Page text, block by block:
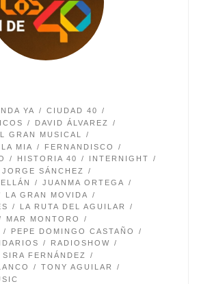
YA
CIUDAD 40
DAVID ÁLVAREZ
GRAN MUSICAL
MIA
FERNANDISCO
HISTORIA 40
INTERNIGHT
JORGE SÁNCHEZ
JUANMA ORTEGA
LA GRAN MOVIDA
LA RUTA DEL AGUILAR
MAR MONTORO
PEPE DOMINGO CASTAÑO
RADIOSHOW
SIRA FERNÁNDEZ
TONY AGUILAR